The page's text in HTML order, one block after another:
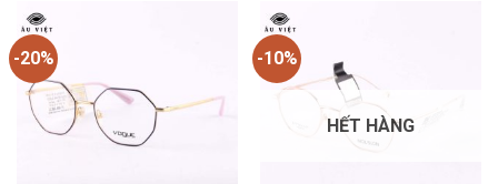
-20% -10%
HẾT HÀNG